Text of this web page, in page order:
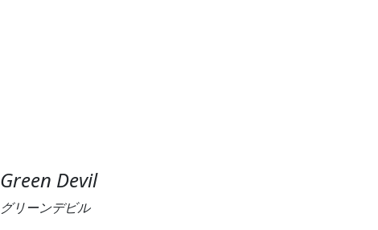
Green Devil
グリーンデビル